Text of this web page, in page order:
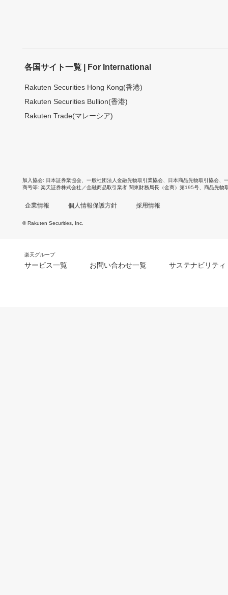
各国サイト一覧 | For International
Rakuten Securities Hong Kong(香港)
Rakuten Securities Bullion(香港)
Rakuten Trade(マレーシア)
加入協会 日本証券業協会 一般社団法人金融先物取引業協会 日本商品先物取引協会
商号等 楽天証券株式会社／金融商品取引業者 関東財務局長（金商）第195号、商品先物
企業情報 個人情報保護方針 採用情報
© Rakuten Securities, Inc.
楽天グループ
サービス一覧 お問い合わせ一覧 サステナビリティ